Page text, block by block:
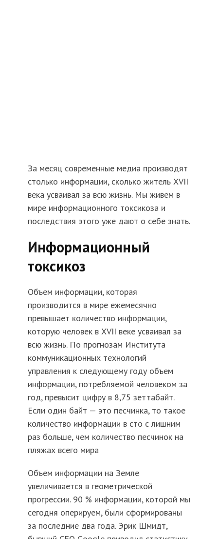
За месяц современные медиа производят
столько информации, сколько житель XVII
века усваивал за всю жизнь. Мы живем в
мире информационного токсикоза и
последствия этого уже дают о себе знать.
Информационный
токсикоз
Объем информации, которая
производится в мире ежемесячно
превышает количество информации,
которую человек в XVII веке усваивал за
всю жизнь. По прогнозам Института
коммуникационных технологий
управления к следующему году объем
информации, потребляемой человеком за
год, превысит цифру в 8,75 зеттабайт.
Если один байт — это песчинка, то такое
количество информации в сто с лишним
раз больше, чем количество песчинок на
пляжах всего мира
Объем информации на Земле
увеличивается в геометрической
прогрессии. 90 % информации, которой мы
сегодня оперируем, были сформированы
за последние два года. Эрик Шмидт,